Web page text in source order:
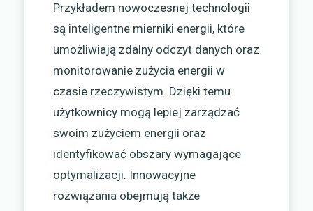
Przykładem nowoczesnej technologii
są inteligentne mierniki energii, które
umożliwiają zdalny odczyt danych oraz
monitorowanie zużycia energii w
czasie rzeczywistym. Dzięki temu
użytkownicy mogą lepiej zarządzać
swoim zużyciem energii oraz
identyfikować obszary wymagające
optymalizacji. Innowacyjne
rozwiązania obejmują także